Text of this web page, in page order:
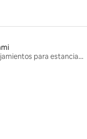
Alojamientos para estancias largas